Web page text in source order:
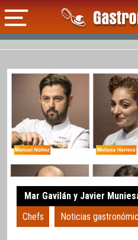
Mar Gavilán y Javier
Chefs
Noticias